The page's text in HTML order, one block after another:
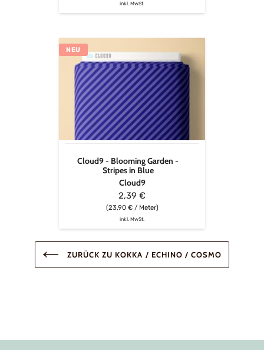
inkl. MwSt.
Cloud9
Blooming
Garden
Stripes
Blue
NEU
Cloud9 - Blooming Garden -
Stripes in Blue
Cloud9
2,39 €
(23,90 € / Meter)
inkl. MwSt.
ZURÜCK ZU KOKKA / ECHINO / COSMO